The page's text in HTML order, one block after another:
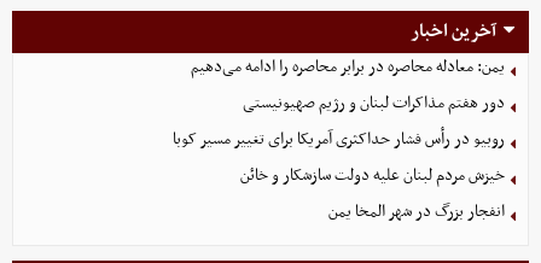
آخرین اخبار
یمن: معادله محاصره در برابر محاصره را ادامه می‌دهیم
دور هفتم مذاکرات لبنان و رژیم صهیونیستی
روبیو در رأس فشار حداکثری آمریکا برای تغییر مسیر کوبا
خیزش مردم لبنان علیه دولت سازشکار و خائن
انفجار بزرگ در شهر المخا یمن